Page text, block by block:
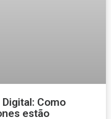
Como
estão